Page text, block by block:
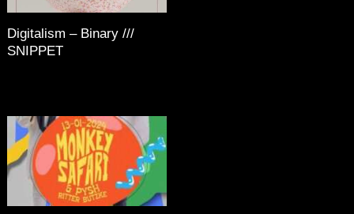
Digitalism – Binary ///
SNIPPET